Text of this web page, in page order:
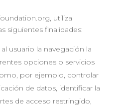
utiliza
siguientes finalidades:
usuario la navegación la
opciones o servicios
por ejemplo, controlar
de datos, identificar la
de acceso restringido,